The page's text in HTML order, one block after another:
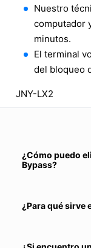
Nuestro
computador
minutos.
El terminal
del bloqueo
JNY-LX2
¿Cómo puedo
Bypass?
¿Para qué sirve